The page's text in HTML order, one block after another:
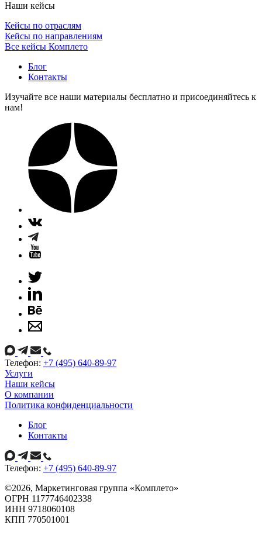
Наши кейсы
Кейсы по отраслям
Кейсы по направлениям
Все кейсы Комплето
Блог
Контакты
Изучайте все наши материалы бесплатно и присоединяйтесь к
нам!
Телефон: +7 (495) 640-89-97
Услуги
Наши кейсы
О компании
Политика конфиденциальности
Блог
Контакты
Телефон: +7 (495) 640-89-97
©2026, Маркетинговая группа «Комплето»
ОГРН 1177746402338
ИНН 9718060108
КПП 770501001